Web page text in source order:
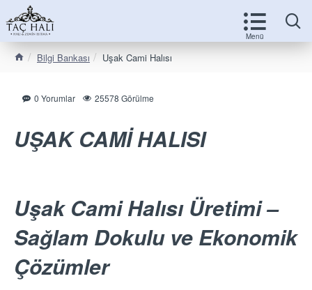
Bilgi Bankası Uşak Cami Halısı
0 Yorumlar 25578 Görülme
UŞAK CAMİ HALISI
Uşak Cami Halısı Üretimi –
Sağlam Dokulu ve Ekonomik
Çözümler